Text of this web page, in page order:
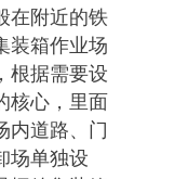
附近的铁
装箱作业场
根据需要设
核心，里面
内道路、门
场单独设